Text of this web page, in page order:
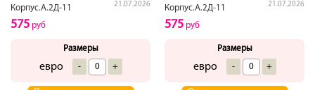
Корпус.А.2Д-11
21.07.2026
575 руб
Размеры
евро - +
Корпус.А.2Д-11
21.07.2026
575 руб
Размеры
евро - +